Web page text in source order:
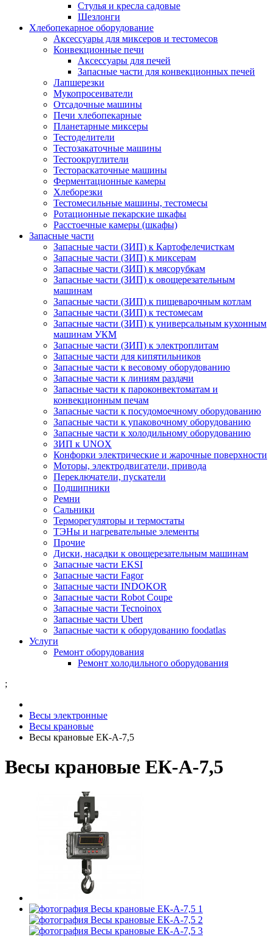
Стулья и кресла садовые
Шезлонги
Хлебопекарное оборудование
Аксессуары для миксеров и тестомесов
Конвекционные печи
Аксессуары для печей
Запасные части для конвекционных печей
Лапшерезки
Мукопросеиватели
Отсадочные машины
Печи хлебопекарные
Планетарные миксеры
Тестоделители
Тестозакаточные машины
Тестоокруглители
Тестораскаточные машины
Ферментационные камеры
Хлеборезки
Тестомесильные машины, тестомесы
Ротационные пекарские шкафы
Расстоечные камеры (шкафы)
Запасные части
Запасные части (ЗИП) к Картофелечисткам
Запасные части (ЗИП) к миксерам
Запасные части (ЗИП) к мясорубкам
Запасные части (ЗИП) к овощерезательным
машинам
Запасные части (ЗИП) к пищеварочным котлам
Запасные части (ЗИП) к тестомесам
Запасные части (ЗИП) к универсальным кухонным
машинам УКМ
Запасные части (ЗИП) к электроплитам
Запасные части для кипятильников
Запасные части к весовому оборудованию
Запасные части к линиям раздачи
Запасные части к пароконвектоматам и
конвекционным печам
Запасные части к посудомоечному оборудованию
Запасные части к упаковочному оборудованию
Запасные части к холодильному оборудованию
ЗИП к UNOX
Конфорки электрические и жарочные поверхности
Моторы, электродвигатели, привода
Переключатели, пускатели
Подшипники
Ремни
Сальники
Терморегуляторы и термостаты
ТЭНы и нагревательные элементы
Прочие
Диски, насадки к овощерезательным машинам
Запасные части EKSI
Запасные части Fagor
Запасные части INDOKOR
Запасные части Robot Coupe
Запасные части Tecnoinox
Запасные части Ubert
Запасные части к оборудованию foodatlas
Услуги
Ремонт оборудования
Ремонт холодильного оборудования
;
Весы электронные
Весы крановые
Весы крановые ЕК-А-7,5
Весы крановые ЕК-А-7,5